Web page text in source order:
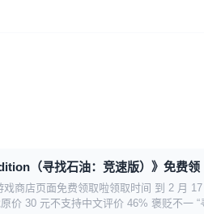
（寻找石油：竞速版）》免费领
戏商店页面免费领取啦领取时间 到 2 月
价 30 元不支持中文评价 46% 褒贬不一